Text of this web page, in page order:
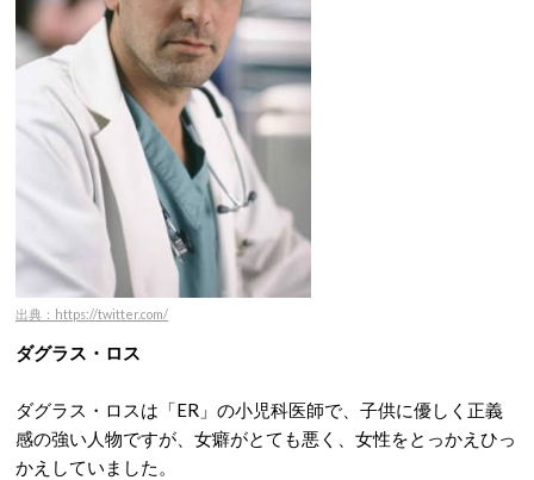
出典：https://twitter.com/
ダグラス・ロス
ダグラス・ロスは「ER」の小児科医師で、子供に優しく正義
感の強い人物ですが、女癖がとても悪く、女性をとっかえひっ
かえしていました。